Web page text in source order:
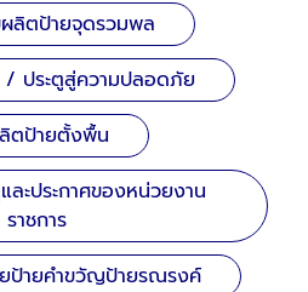
ผลิตป้ายจุดรวมพล
/ ประตูสู่ความปลอดภัย
ตป้ายตั้งพื้น
ละประกาศของหน่วยงาน
ราชการ
ยป้ายคำขวัญป้ายรณรงค์